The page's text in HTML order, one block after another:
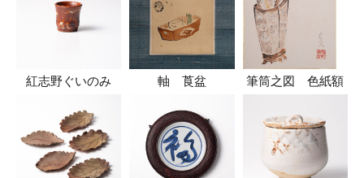
紅志野ぐいのみ 軸 莨盆 筆筒之図 色紙額